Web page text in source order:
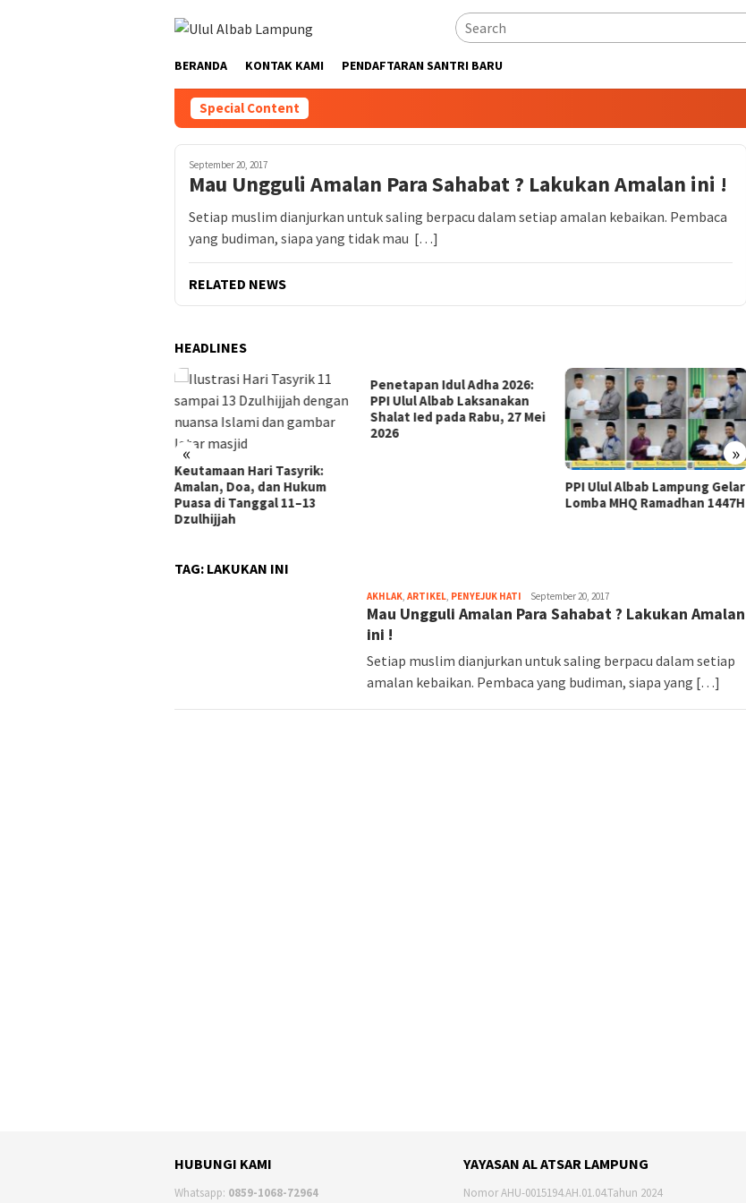
BERANDA KONTAK KAMI PENDAFTARAN SANTRI BARU
Special Content
September 20, 2017
Mau Ungguli Amalan Para Sahabat ? Lakukan Amalan ini !
Setiap muslim dianjurkan untuk saling berpacu dalam setiap amalan kebaikan. Pembaca
yang budiman, siapa yang tidak mau […]
RELATED NEWS
HEADLINES
« »
Keutamaan Hari Tasyrik:
Amalan, Doa, dan Hukum
Puasa di Tanggal 11–13
Dzulhijjah
Penetapan Idul Adha 2026:
PPI Ulul Albab Laksanakan
Shalat Ied pada Rabu, 27 Mei
2026
PPI Ulul Albab Lampung Gelar
Lomba MHQ Ramadhan 1447H
TAG: LAKUKAN INI
AKHLAK, ARTIKEL, PENYEJUK HATI September 20, 2017
Mau Ungguli Amalan Para Sahabat ? Lakukan Amalan
ini !
Setiap muslim dianjurkan untuk saling berpacu dalam setiap
amalan kebaikan. Pembaca yang budiman, siapa yang […]
HUBUNGI KAMI
Whatsapp: 0859-1068-72964
YAYASAN AL ATSAR LAMPUNG
Nomor AHU-0015194.AH.01.04.Tahun 2024